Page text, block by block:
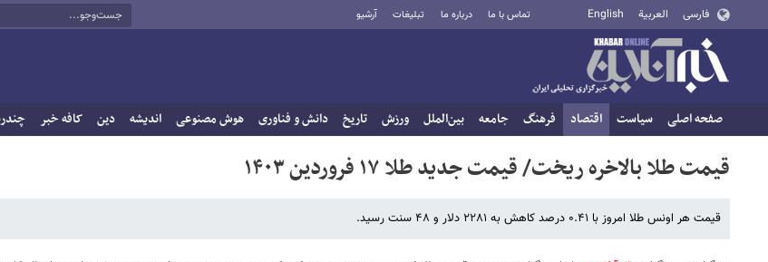
فارسی العربية English تماس با ما درباره ما تبلیغات آرشیو
صفحه اصلی سیاست اقتصاد فرهنگ جامعه بین‌الملل ورزش تاریخ دانش و فناوری هوش مصنوعی اندیشه دین کافه خبر
قیمت طلا بالاخره ریخت/ قیمت جدید طلا ۱۷ فروردین ۱۴۰۳
قیمت هر اونس طلا امروز با ۰.۴۱ درصد کاهش به ۲۲۸۱ دلار و ۴۸ سنت رسید.